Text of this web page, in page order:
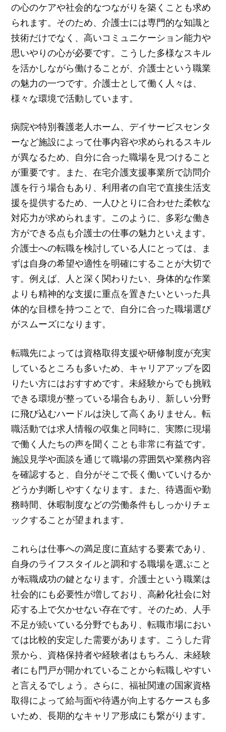
の心のケアや社会的なつながりを築くことも求め
られます。そのため、介護士には専門的な知識と
技術だけでなく、高いコミュニケーション能力や
思いやりの心が必要です。こうした多様なスキル
を活かしながら働けることが、介護士という職業
の魅力の一つです。介護士として働く人々は、
様々な環境で活動しています。
病院や特別養護老人ホーム、デイサービスセンタ
ーなど施設によって仕事内容や求められるスキル
が異なるため、自分に合った職場を見つけること
が重要です。また、在宅介護支援事業所で訪問介
護を行う場合もあり、利用者の自宅で直接生活支
援を提供するため、一人ひとりに合わせた柔軟な
対応力が求められます。このように、多彩な働き
方ができる点も介護士の仕事の魅力といえます。
介護士への転職を検討している人にとっては、ま
ずは自身の希望や適性を明確にすることが大切で
す。例えば、人と深く関わりたい、身体的な作業
よりも精神的な支援に重点を置きたいといった具
体的な目標を持つことで、自分に合った職場選び
がスムーズになります。
転職先によっては資格取得支援や研修制度が充実
しているところも多いため、キャリアアップを図
りたい方にはおすすめです。未経験からでも挑戦
できる環境が整っている場合もあり、新しい分野
に飛び込むハードルは決して高くありません。転
職活動では求人情報の収集と同時に、実際に現場
で働く人たちの声を聞くことも非常に有益です。
施設見学や面談を通じて職場の雰囲気や業務内容
を確認すると、自分がそこで長く働いていけるか
どうか判断しやすくなります。また、待遇面や勤
務時間、休暇制度などの労働条件もしっかりチェ
ックすることが望まれます。
これらは仕事への満足度に直結する要素であり、
自身のライフスタイルと調和する職場を選ぶこと
が転職成功の鍵となります。介護士という職業は
社会的にも必要性が増しており、高齢化社会に対
応する上で欠かせない存在です。そのため、人手
不足が続いている分野でもあり、転職市場におい
ては比較的安定した需要があります。こうした背
景から、資格保持者や経験者はもちろん、未経験
者にも門戸が開かれていることから転職しやすい
と言えるでしょう。さらに、福祉関連の国家資格
取得によって給与面や待遇が向上するケースも多
いため、長期的なキャリア形成にも繋がります。